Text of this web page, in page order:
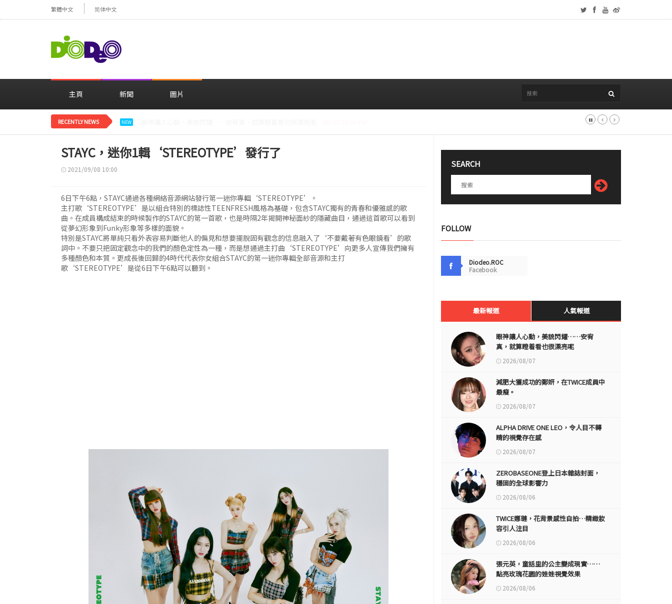
繁體中文 简体中文
主頁 新聞 圖片
RECENTLY NEWS NEW
STAYC，迷你1輯‘STEREOTYPE’發行了
2021/09/08 10:00
6日下午6點，STAYC通過各種網絡音源網站發行第一迷你專輯‘STEREOTYPE’。
主打歌‘STEREOTYPE’是以組合特別的標誌性TEENFRESH風格為基礎，包含STAYC獨有的青春和優雅感的歌
曲。在成員構成結束的時候製作的STAYC的第一首歌，也是時隔2年揭開神秘面紗的隱藏曲目，通過這首歌可以看到
從夢幻形象到Funky形象等多樣的面貌。
特別是STAYC將單純只看外表容易判斷他人的偏見和想要擺脫固有觀念的信息融入了‘不要戴著有色眼鏡看’的歌
詞中。不要只把固定觀念中的我們的顏色定性為一種，而是想通過主打曲‘STEREOTYPE’向更多人宣傳我們擁有
多種顏色和本質。更成長後回歸的4時代代表你女組合STAYC的第一迷你專輯全部音源和主打
歌‘STEREOTYPE’是從6日下午6點可以聽到。
SEARCH
FOLLOW
Diodeo.ROC
Facebook
最新報道 人氣報道
眼神讓人心動，美貌閃耀……安宥
真，就算瞪着看也很漂亮呢
2026/08/07
減肥大獲成功的鄭妍，在TWICE成員中
最瘦。
2026/08/07
ALPHA DRIVE ONE LEO，令人目不轉
睛的視覺存在感
2026/08/07
ZEROBASEONE登上日本雜誌封面，
穩固的全球影響力
2026/08/06
TWICE娜璉，花背景感性自拍…精緻妝
容引人注目
2026/08/06
張元英，童話里的公主變成現實……
點亮玫瑰花園的娃娃視覺效果
2026/08/06